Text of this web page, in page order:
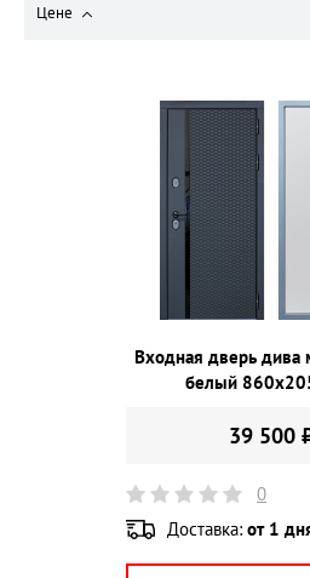
Цене
Входная дверь дива
белый
39 500
0
Доставка: от 1